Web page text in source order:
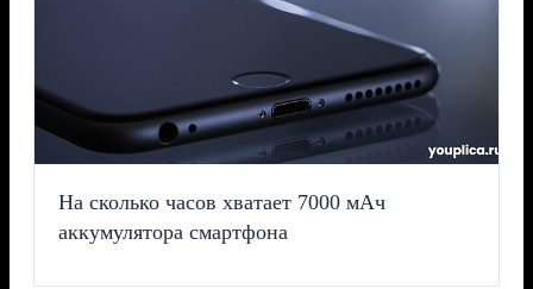
На сколько часов хватает 7000 мАч
аккумулятора смартфона